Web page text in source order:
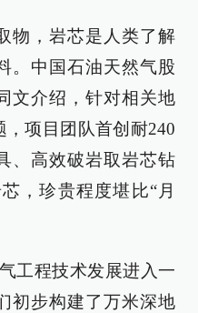
物，岩芯是人类了解
。中国石油天然气股
文介绍，针对相关地
项目团队首创耐240
、高效破岩取岩芯钻
，珍贵程度堪比“月
工程技术发展进入一
初步构建了万米深地